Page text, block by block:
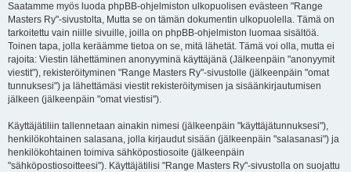
Saatamme myös luoda phpBB-ohjelmiston ulkopuolisen evästeen "Range
Masters Ry"-sivustolta, Mutta se on tämän dokumentin ulkopuolella. Tämä on
tarkoitettu vain niille sivuille, joilla on phpBB-ohjelmiston luomaa sisältöä.
Toinen tapa, jolla keräämme tietoa on se, mitä lähetät. Tämä voi olla, mutta ei
rajoita: Viestin lähettäminen anonyyminä käyttäjänä (Jälkeenpäin "anonyymit
viestit"), rekisteröityminen "Range Masters Ry"-sivustolle (jälkeenpäin "omat
tunnuksesi") ja lähettämäsi viestit rekisteröitymisen ja sisäänkirjautumisen
jälkeen (jälkeenpäin "omat viestisi").
Käyttäjätiliin tallennetaan ainakin nimesi (jälkeenpäin "käyttäjätunnuksesi"),
henkilökohtainen salasana, jolla kirjaudut sisään (jälkeenpäin "salasanasi") ja
henkilökohtainen toimiva sähköpostiosoite (jälkeenpäin
"sähköpostiosoitteesi"). Käyttäjätilisi "Range Masters Ry"-sivustolla on suojattu